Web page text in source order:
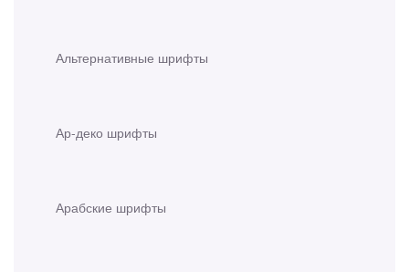
Альтернативные шрифты
Ар-деко шрифты
Арабские шрифты